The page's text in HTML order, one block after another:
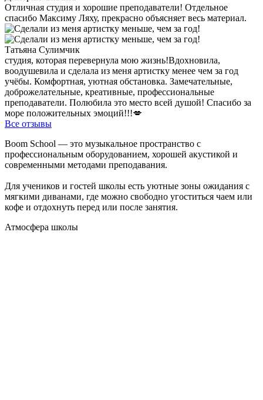
Отличная студия и хорошие преподаватели! Отдельное
спасибо Максиму Ляху, прекрасно объясняет весь материал.
Татьяна Сулимчик
студия, которая перевернула мою жизнь!Вдохновила,
воодушевила и сделала из меня артистку менее чем за год
учёбы. Комфортная, уютная обстановка. Замечательные,
доброжелательные, креативные, профессиональные
преподаватели. Полюбила это место всей душой! Спасибо за
море положительных эмоций!!!💋
Все отзывы
Boom School — это музыкальное пространство с
профессиональным оборудованием, хорошей акустикой и
современными методами преподавания.
Для учеников и гостей школы есть уютные зоны ожидания с
мягкими диванами, где можно свободно угоститься чаем или
кофе и отдохнуть перед или после занятия.
Атмосфера школы